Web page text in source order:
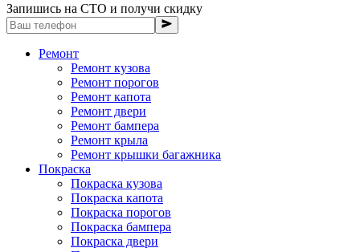
Запишись на СТО и получи скидку
Ремонт
Ремонт кузова
Ремонт порогов
Ремонт капота
Ремонт двери
Ремонт бампера
Ремонт крыла
Ремонт крышки багажника
Покраска
Покраска кузова
Покраска капота
Покраска порогов
Покраска бампера
Покраска двери